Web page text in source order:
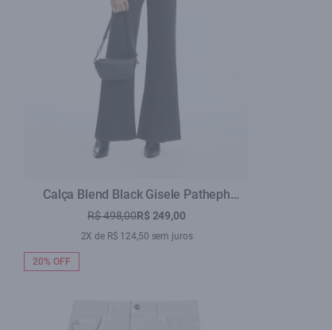
Calça Blend Black Gisele Patheph
Lav.Black
R$ 498,00R$ 249,00
2X de R$ 124,50 sem juros
20% OFF